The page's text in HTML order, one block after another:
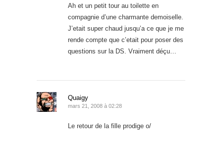
Ah et un petit tour au toilette en
compagnie d’une charmante demoiselle.
J’etait super chaud jusqu’a ce que je me
rende compte que c’etait pour poser des
questions sur la DS. Vraiment déçu…
Quaigy
mars 21, 2008 à 02:28
Le retour de la fille prodige o/